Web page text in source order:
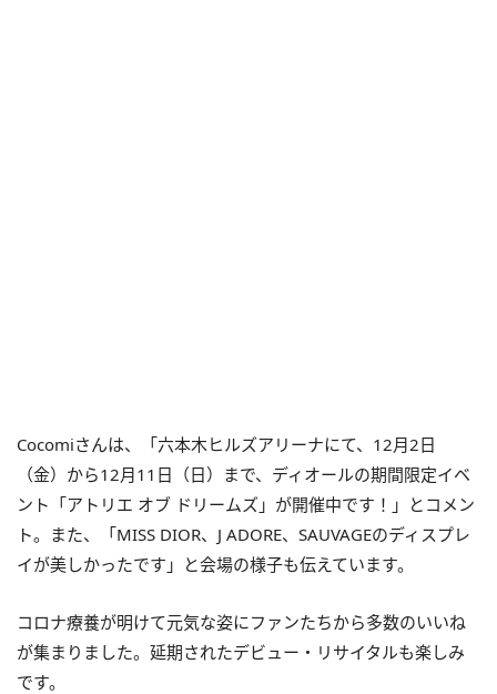
Cocomiさんは、「六本木ヒルズアリーナにて、12月2日
（金）から12月11日（日）まで、ディオールの期間限定イベ
ント「アトリエ オブ ドリームズ」が開催中です！」とコメン
ト。また、「MISS DIOR、J ADORE、SAUVAGEのディスプレ
イが美しかったです」と会場の様子も伝えています。
コロナ療養が明けて元気な姿にファンたちから多数のいいね
が集まりました。延期されたデビュー・リサイタルも楽しみ
です。